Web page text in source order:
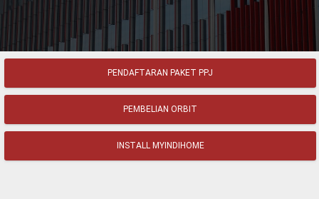
PENDAFTARAN PAKET PPJ
PEMBELIAN ORBIT
INSTALL MYINDIHOME